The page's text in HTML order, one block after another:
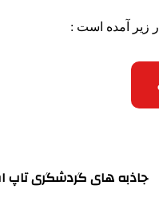
زیر آمده است :
جاذبه های گردشگری تاپ